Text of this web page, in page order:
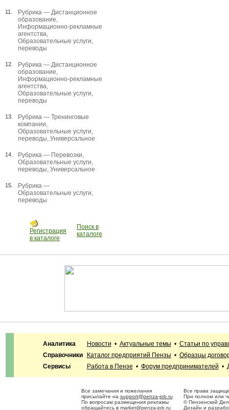
11. Рубрика — Дистанционное
образование,
Информационно-рекламные
агентства,
Образовательные услуги,
переводы
12. Рубрика — Дистанционное
образование,
Информационно-рекламные
агентства,
Образовательные услуги,
переводы
13. Рубрика — Тренинговые
компании,
Образовательные услуги,
переводы, Универсальное
14. Рубрика — Перевозки,
Образовательные услуги,
переводы, Универсальное
15.
Рубрика —
Образовательные услуги,
переводы
Регистрация
в каталоге
Поиск в
каталоге
Аналитика Новости • Актуальные темы • Статьи по
Справочники
Каталог предприятий Пензы • Образцы
Сервисы
Работа в Пензе • Форум предпринимателей •
Все замечания и пожелания
присылайте на support@penza-job.ru
По вопросам размещения рекламы
обращайтесь в market@penza-job.ru
Все права
При полном или
© Пензенский
Дизайн и